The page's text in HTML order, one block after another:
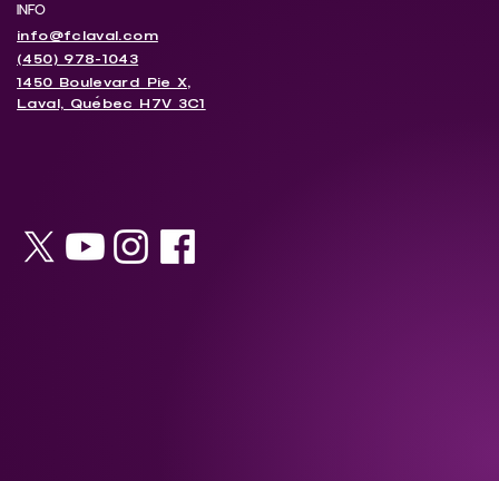
INFO
info@fclaval.com
(450) 978-1043
1450 Boulevard Pie X,
Laval, Québec H7V 3C1